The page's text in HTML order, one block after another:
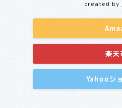
created by
楽天
Yahooシ